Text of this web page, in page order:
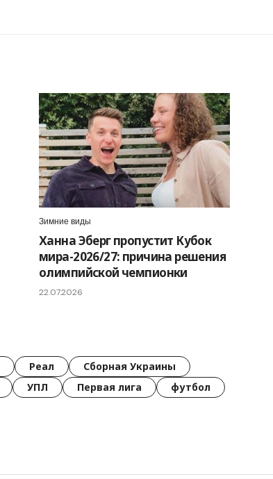
Зимние виды
Ханна Эберг пропустит Кубок
мира-2026/27: причина решения
олимпийской чемпионки
22.07.2026
Реал
Сборная Украины
УПЛ Первая лига
футбол